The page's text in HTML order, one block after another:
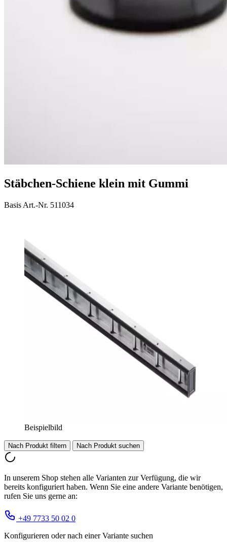
Stäbchen-Schiene klein mit Gummi
Basis Art.-Nr. 511034
Beispielbild
Nach Produkt filtern Nach Produkt suchen
In unserem Shop stehen alle Varianten zur Verfügung, die wir
bereits konfiguriert haben. Wenn Sie eine andere Variante benötigen,
rufen Sie uns gerne an:
+49 7733 50 02 0
Konfigurieren oder nach einer Variante suchen